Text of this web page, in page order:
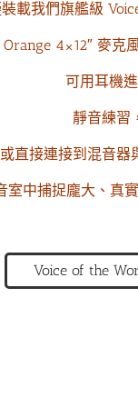
載我們旗艦級
Orange 4×12″ 麥克
可用耳機
靜音練習
或直接連接到混音器
室中捕捉龐大、真
Voice of the